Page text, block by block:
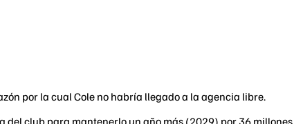
por la cual Cole no habría llegado a la agencia libre.